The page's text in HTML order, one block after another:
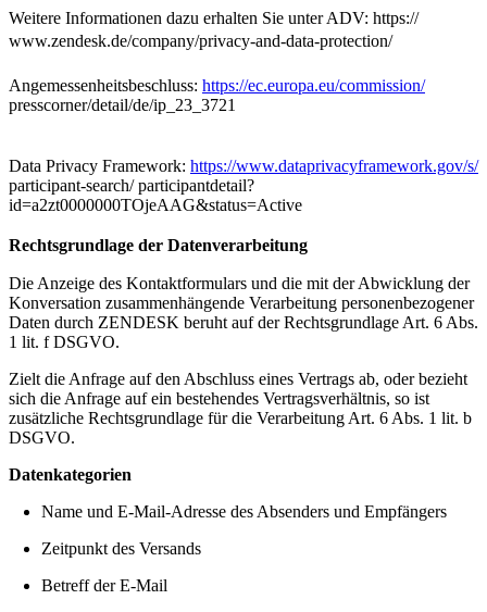
Weitere Informationen dazu erhalten Sie unter ADV: https://
www.zendesk.de/company/privacy-and-data-protection/
Angemessenheitsbeschluss: https://ec.europa.eu/commission/
presscorner/detail/de/ip_23_3721
Data Privacy Framework: https://www.dataprivacyframework.gov/s/
participant-search/ participantdetail?
id=a2zt0000000TOjeAAG&status=Active
Rechtsgrundlage der Datenverarbeitung
Die Anzeige des Kontaktformulars und die mit der Abwicklung der
Konversation zusammenhängende Verarbeitung personenbezogener
Daten durch ZENDESK beruht auf der Rechtsgrundlage Art. 6 Abs.
1 lit. f DSGVO.
Zielt die Anfrage auf den Abschluss eines Vertrags ab, oder bezieht
sich die Anfrage auf ein bestehendes Vertragsverhältnis, so ist
zusätzliche Rechtsgrundlage für die Verarbeitung Art. 6 Abs. 1 lit. b
DSGVO.
Datenkategorien
Name und E-Mail-Adresse des Absenders und Empfängers
Zeitpunkt des Versands
Betreff der E-Mail